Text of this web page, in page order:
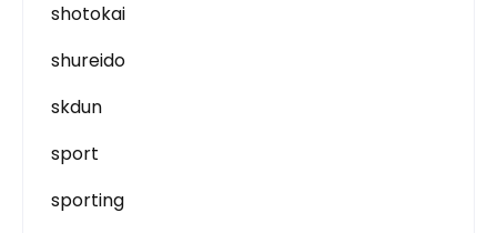
shotokai
shureido
skdun
sport
sporting